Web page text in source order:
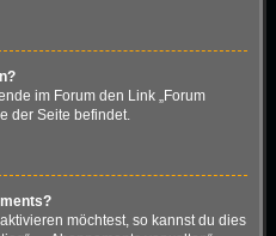
im Forum den Link „Forum
der Seite befindet.
möchtest, so kannst du dies